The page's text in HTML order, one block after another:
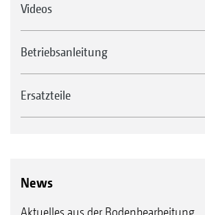
Videos
Betriebsanleitung
Ersatzteile
News
Aktuelles aus der Bodenbearbeitung